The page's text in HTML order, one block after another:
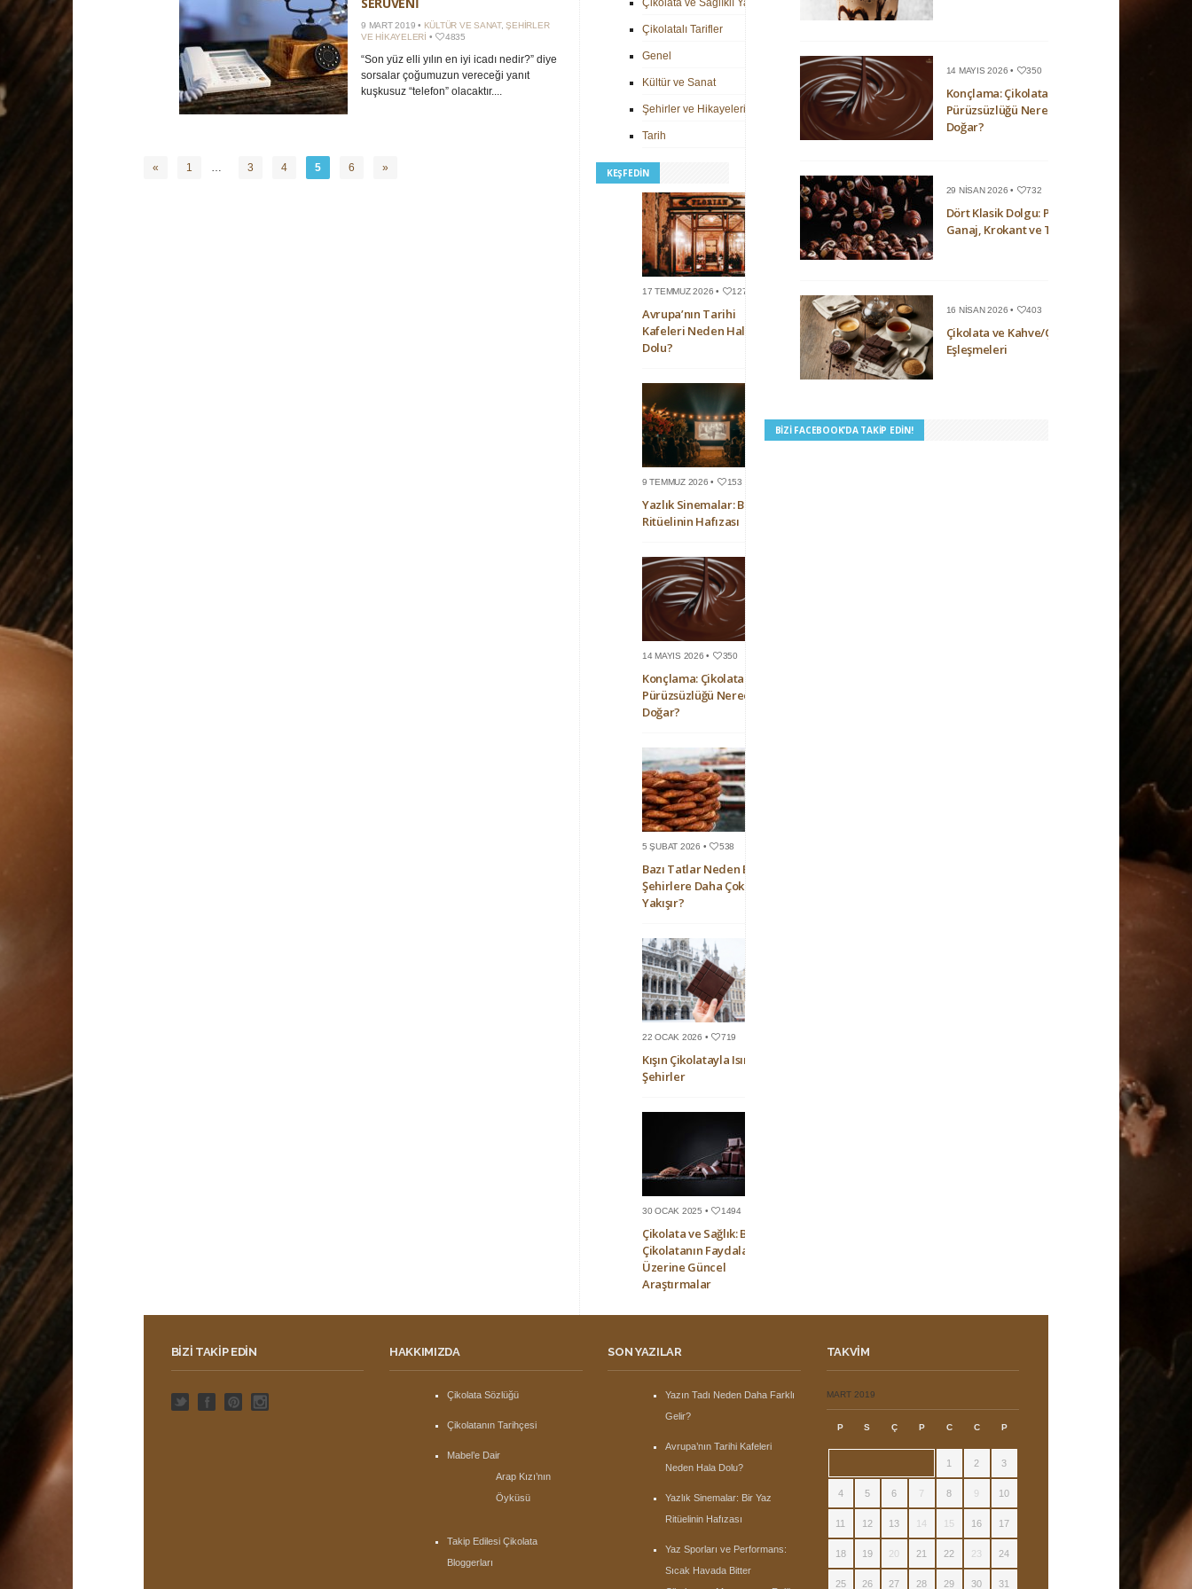
9 MART 2019 • KÜLTÜR VE SANAT,ŞEHIRLER
VE HIKAYELERI • 4835
“Son yüz elli yılın en iyi icadı nedir?” diye
sorsalar çoğumuzun vereceği yanıt
kuşkusuz “telefon” olacaktır....
« 1 … 3 4 5 6 »
Çikolata ve Sağlıklı Yaşam
Çikolatalı Tarifler
Genel
Kültür ve Sanat
Şehirler ve Hikayeleri
Tarih
KEŞFEDIN
17 TEMMUZ 2026 • 127
Avrupa’nın Tarihi
Kafeleri Neden Hala
Dolu?
9 TEMMUZ 2026 • 153
Yazlık Sinemalar: Bir Yaz
Ritüelinin Hafızası
14 MAYIS 2026 • 350
Konçlama: Çikolatanın
Pürüzsüzlüğü Nerede
Doğar?
5 ŞUBAT 2026 • 538
Bazı Tatlar Neden Bazı
Şehirlere Daha Çok
Yakışır?
22 OCAK 2026 • 719
Kışın Çikolatayla Isınan
Şehirler
30 OCAK 2025 • 1494
Çikolata ve Sağlık: Bitter
Çikolatanın Faydaları
Üzerine Güncel
Araştırmalar
14 MAYIS 2026 • 350
Konçlama: Çikolatanın
Pürüzsüzlüğü Nerede
Doğar?
29 NISAN 2026 • 732
Dört Klasik Dolgu: Pralin,
Ganaj, Krokant ve Trüf
16 NISAN 2026 • 403
Çikolata ve Kahve/Çay
Eşleşmeleri
BIZI FACEBOOK’DA TAKIP EDIN!
BIZI TAKIP EDIN HAKKIMIZDA
Çikolata Sözlüğü
Çikolatanın Tarihçesi
Mabel’e Dair
Arap Kızı’nın
Öyküsü
Takip Edilesi Çikolata
Bloggerları
SON YAZILAR
Yazın Tadı Neden Daha Farklı
Gelir?
Avrupa’nın Tarihi Kafeleri
Neden Hala Dolu?
Yazlık Sinemalar: Bir Yaz
Ritüelinin Hafızası
Yaz Sporları ve Performans:
Sıcak Havada Bitter
TAKVIM
MART 2019
P S Ç P C C P
1 2 3
4 5 6 7 8 9 10
11 12 13 14 15 16 17
18 19 20 21 22 23 24
25 26 27 28 29 30 31